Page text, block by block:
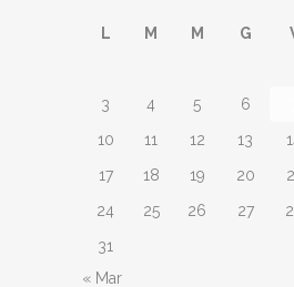
L M M G
3
4 5 6
10
11 12 13
17
18 19 20
24
25 26 27
31
« Mar